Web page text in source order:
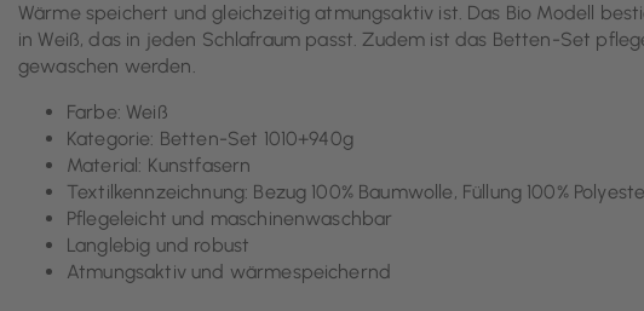
Wärme speichert und gleichzeitig atmungsaktiv ist. Das Bio Modell
in Weiß, das in jeden Schlafraum passt. Zudem ist das Betten-Set
gewaschen werden.
Farbe: Weiß
Kategorie: Betten-Set 1010+940g
Material: Kunstfasern
Textilkennzeichnung: Bezug 100% Baumwolle, Füllung 100%
Pflegeleicht und maschinenwaschbar
Langlebig und robust
Atmungsaktiv und wärmespeichernd